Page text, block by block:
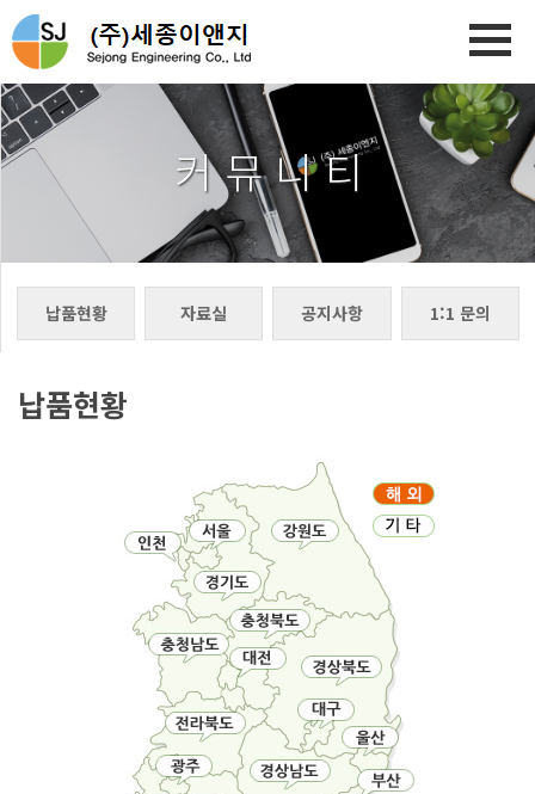
커 뮤 니 티
납품현황 자료실 공지사항 1:1 문의
납품현황